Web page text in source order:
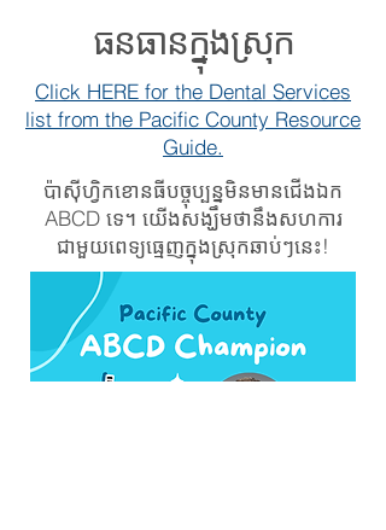
ធនធានក្នុងស្រុក
Click HERE for the Dental Services
list from the Pacific County Resource
Guide.
ប៉ាស៊ីហ្វិកខោនធីបច្ចុប្បន្នមិនមានជើងឯក
ABCD ទេ។ យើងសង្ឃឹមថានឹងសហការ
ជាមួយពេទ្យធ្មេញក្នុងស្រុកឆាប់ៗនេះ!